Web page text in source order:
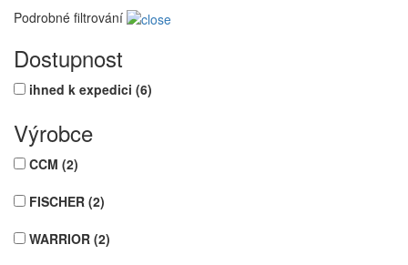
Podrobné filtrování
Dostupnost
ihned k expedici (6)
Výrobce
CCM (2)
FISCHER (2)
WARRIOR (2)